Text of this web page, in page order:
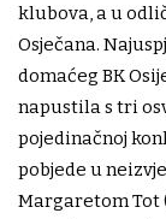
klubova, a u
Osječana.
domaćeg BK
napustila s tri
pojedinačnoj
pobjede u
Margaretom Tot